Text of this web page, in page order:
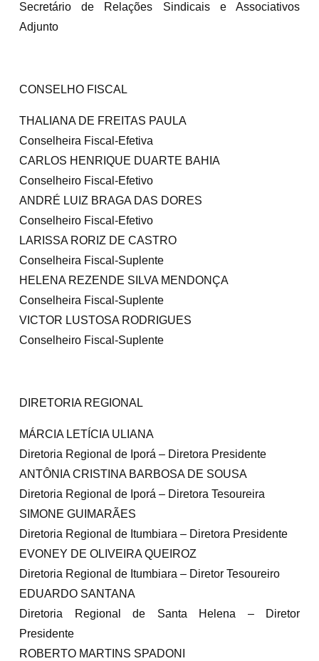
Secretário de Relações Sindicais e Associativos
Adjunto
CONSELHO FISCAL
THALIANA DE FREITAS PAULA
Conselheira Fiscal-Efetiva
CARLOS HENRIQUE DUARTE BAHIA
Conselheiro Fiscal-Efetivo
ANDRÉ LUIZ BRAGA DAS DORES
Conselheiro Fiscal-Efetivo
LARISSA RORIZ DE CASTRO
Conselheira Fiscal-Suplente
HELENA REZENDE SILVA MENDONÇA
Conselheira Fiscal-Suplente
VICTOR LUSTOSA RODRIGUES
Conselheiro Fiscal-Suplente
DIRETORIA REGIONAL
MÁRCIA LETÍCIA ULIANA
Diretoria Regional de Iporá – Diretora Presidente
ANTÔNIA CRISTINA BARBOSA DE SOUSA
Diretoria Regional de Iporá – Diretora Tesoureira
SIMONE GUIMARÃES
Diretoria Regional de Itumbiara – Diretora Presidente
EVONEY DE OLIVEIRA QUEIROZ
Diretoria Regional de Itumbiara – Diretor Tesoureiro
EDUARDO SANTANA
Diretoria Regional de Santa Helena – Diretor
Presidente
ROBERTO MARTINS SPADONI